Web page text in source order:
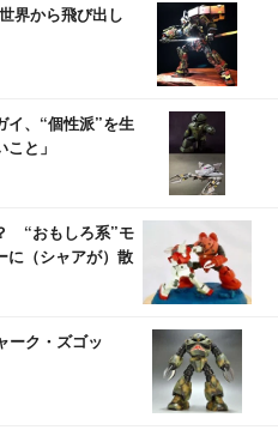
界から飛び出し
イ、“個性派”を生
と」
“おもしろ系”モ
（シャアが）散
ーク・ズゴッ